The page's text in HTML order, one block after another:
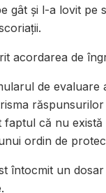
gât și l-a lovit pe
acordarea de
de evaluare
faptul că nu există
ordin de
întocmit un